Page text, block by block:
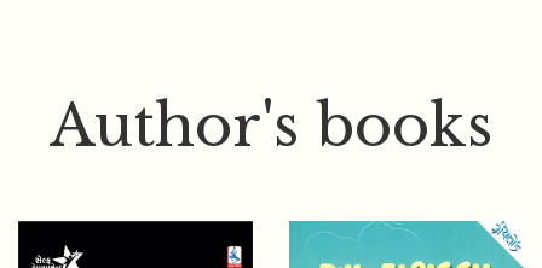
Author's books